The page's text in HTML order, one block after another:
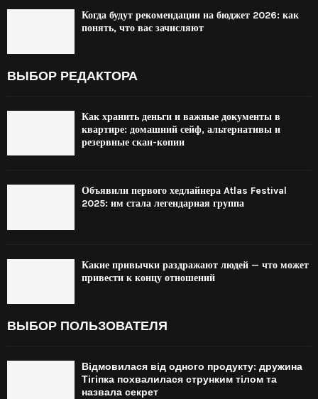
Когда будут рекомендации на бюджет 2026: как
понять, что вас зачисляют
ВЫБОР РЕДАКТОРА
Как хранить деньги и важные документы в
квартире: домашний сейф, альтернативы и
резервные скан-копии
Объявили первого хедлайнера Atlas Festival
2025: им стала легендарная группа
Какие привычки раздражают людей — что может
привести к концу отношений
ВЫБОР ПОЛЬЗОВАТЕЛЯ
Відмовилася від одного продукту: дружина
Тігіпка похвалилася струнким тілом та
назвала секрет